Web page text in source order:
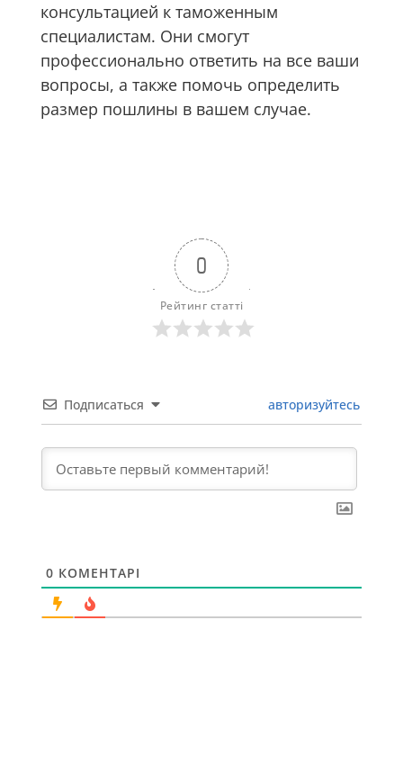
консультацией к таможенным
специалистам. Они смогут
профессионально ответить на все ваши
вопросы, а также помочь определить
размер пошлины в вашем случае.
0
Рейтинг статті
Подписаться авторизуйтесь
0 КОМЕНТАРІ